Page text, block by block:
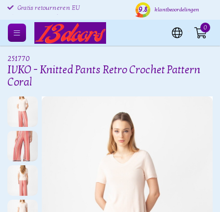
Gratis retourneren EU Verzending binnen 24 uur
9.8 klantbeoordelingen
0
251770
IVKO - Knitted Pants Retro Crochet Pattern
Coral